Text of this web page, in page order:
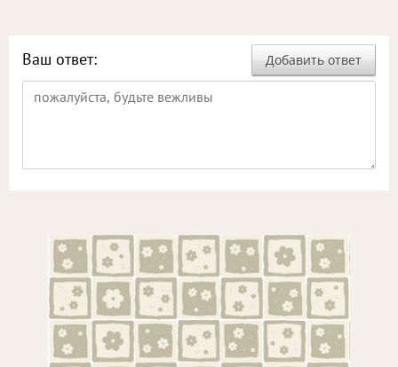
Добавить ответ
Ваш ответ: